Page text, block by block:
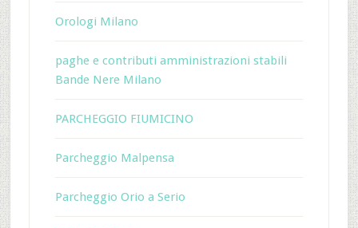
Orologi Milano
paghe e contributi amministrazioni stabili
Bande Nere Milano
PARCHEGGIO FIUMICINO
Parcheggio Malpensa
Parcheggio Orio a Serio